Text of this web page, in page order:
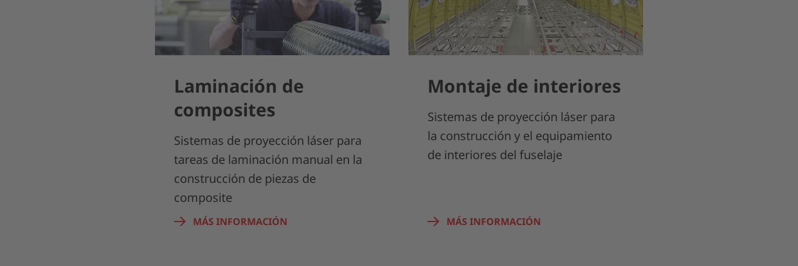
Laminación de
composites
Sistemas de proyección láser para
tareas de laminación manual en la
construcción de piezas de
composite
MÁS INFORMACIÓN
Montaje de interiores
Sistemas de proyección láser para
la construcción y el equipamiento
de interiores del fuselaje
MÁS INFORMACIÓN